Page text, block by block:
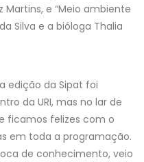
Martins, e “Meio ambiente
Silva e a bióloga Thalia
edição da Sipat foi
da URI, mas no lar de
ficamos felizes com o
em toda a programação.
de conhecimento, veio